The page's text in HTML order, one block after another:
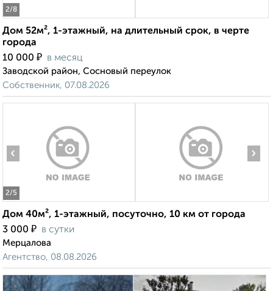
2/8
Дом 52м², 1-этажный, на длительный срок, в черте
города
10 000 ₽ в месяц
Заводской район, Сосновый переулок
Собственник, 07.08.2026
2/5
‹ ›
Дом 40м², 1-этажный, посуточно, 10 км от города
3 000 ₽ в сутки
Мерцалова
Агентство, 08.08.2026